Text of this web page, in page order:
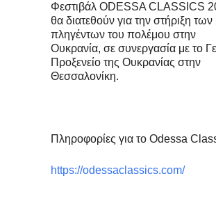
Φεστιβάλ ODESSA CLASSICS
θα διατεθούν για την στήριξη των
πληγέντων του πολέμου στην
Ουκρανία, σε συνεργασία με το
Προξενείο της Ουκρανίας στην
Θεσσαλονίκη.
Πληροφορίες για το Odessa
https://odessaclassics.com/